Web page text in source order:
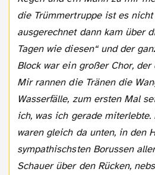
die Trümmertruppe ist es nicht
ausgerechnet dann kam über
Tagen wie diesen“ und der
Block war ein großer Chor,
Mir rannen die Tränen die
Wasserfälle, zum ersten Mal
ich, was ich gerade miterlebte.
waren gleich da unten, in den
sympathischsten Borussen
Schauer über den Rücken,